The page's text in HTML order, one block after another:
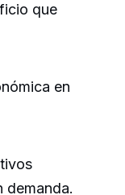
que
en
demanda.